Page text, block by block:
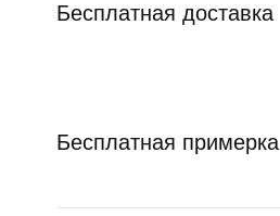
Бесплатная доставка
Бесплатная примерка